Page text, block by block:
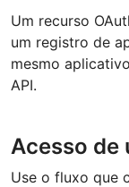
Um recurso
um registro de
mesmo
API.
Acesso de
Use o fluxo que